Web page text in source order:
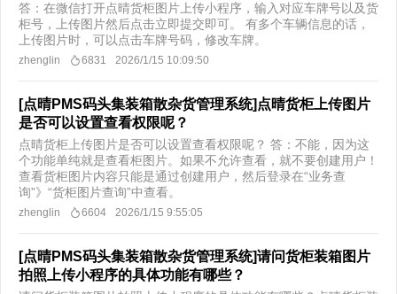
答：在微信打开点晴货柜图片上传小程序，输入对应车牌号以及货
柜号，上传图片然后点击立即提交即可。 有多个车辆信息的话，
上传图片时，可以点击车牌号码，修改车牌。​
zhenglin 6831 2026/1/15 10:09:50
[点晴PMS码头集装箱散杂货管理系统]点晴货柜上传图片
是否可以设置查看权限呢？
点晴货柜上传图片是否可以设置查看权限呢？ 答：不能，因为这
个功能单纯就是查看柜图片。如果不允许查看，就不要创建用户！
查看货柜图片内容只能是通过创建用户，然后登录在“业务查
询”》“货柜图片查询”中查看。​ ​
zhenglin 6604 2026/1/15 9:55:05
[点晴PMS码头集装箱散杂货管理系统]请问货柜装箱图片
拍照上传小程序的具体功能有哪些？